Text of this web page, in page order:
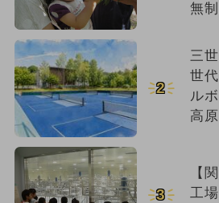
無
2
三
世
ル
高
3
【
工